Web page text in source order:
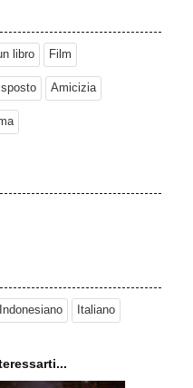
libro Film
Amicizia
Indonesiano Italiano